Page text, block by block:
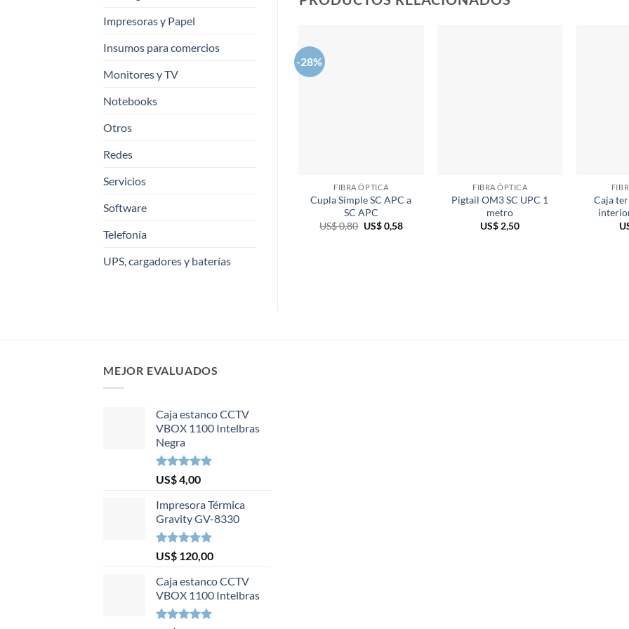
Impresoras y Papel
Insumos para comercios
Monitores y TV
Notebooks
Otros
Redes
Servicios
Software
Telefonía
UPS, cargadores y baterías
-28%
FIBRA ÓPTICA
Cupla Simple SC APC a
SC APC
US$0,80 El
precio
US$0,58El
FIBRA ÓPTICA
Pigtail OM3 SC UPC 1
metro
US$ 2,50
Caja
MEJOR EVALUADOS
Caja estanco CCTV
VBOX 1100 Intelbras
Negra
Valorado en
5.00
de 5
US$4,00
Impresora Térmica
Gravity GV-8330
Valorado en
5.00
de 5
US$ 120,00
Caja estanco CCTV
VBOX 1100 Intelbras